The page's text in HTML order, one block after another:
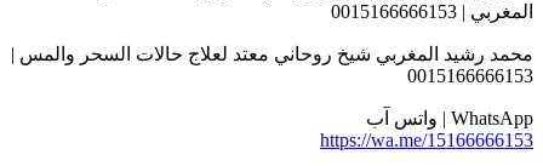
المغربي | 0015166666153
محمد رشيد المغربي شيخ روحاني معتد لعلاج حالات السحر والمس |
0015166666153
WhatsApp | واتس آب
https://wa.me/15166666153